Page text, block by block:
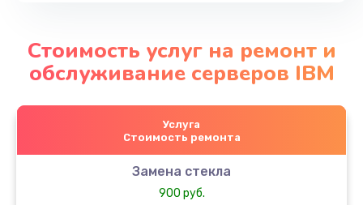
Стоимость услуг на ремонт и
обслуживание серверов IBM
Услуга
Стоимость ремонта
Замена стекла
900 руб.